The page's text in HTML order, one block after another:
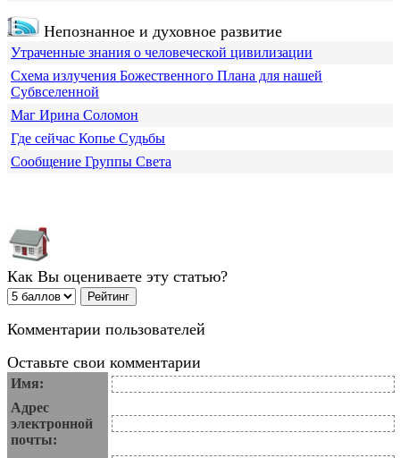
Непознанное и духовное развитие
Утраченные знания о человеческой цивилизации
Схема излучения Божественного Плана для нашей
Субвселенной
Маг Ирина Соломон
Где сейчас Копье Судьбы
Сообщение Группы Света
Как Вы оцениваете эту статью?
Комментарии пользователей
Оставьте свои комментарии
Имя:
Адрес
электронной
почты: